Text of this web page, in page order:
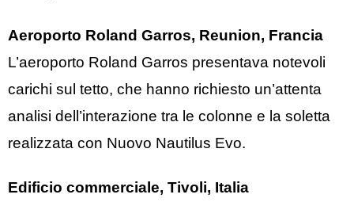
Aeroporto Roland Garros, Reunion, Francia
L’aeroporto Roland Garros presentava notevoli
carichi sul tetto, che hanno richiesto un’attenta
analisi dell’interazione tra le colonne e la soletta
realizzata con Nuovo Nautilus Evo.
Edificio commerciale, Tivoli, Italia